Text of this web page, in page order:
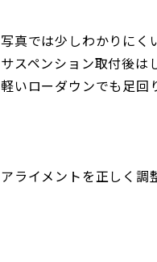
写真では少しわかりにく
サスペンション取付後は
軽いローダウンでも足回
アライメントを正しく調